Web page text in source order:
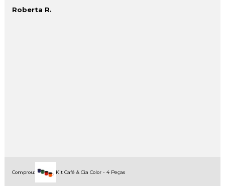
Roberta R.
Comprou: Kit Café & Cia Color - 4 Peças